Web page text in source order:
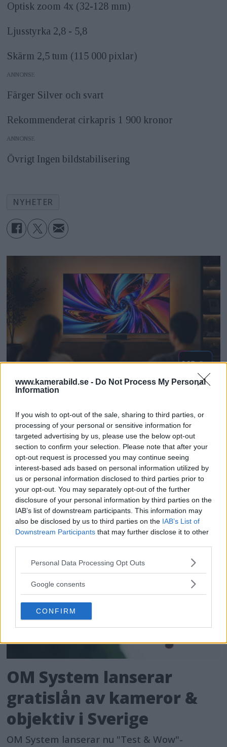
www.kamerabild.se - Do Not Process My Personal
Information
If you wish to opt-out of the sale, sharing to third parties, or
processing of your personal or sensitive information for
targeted advertising by us, please use the below opt-out
section to confirm your selection. Please note that after your
opt-out request is processed you may continue seeing
interest-based ads based on personal information utilized by
us or personal information disclosed to third parties prior to
your opt-out. You may separately opt-out of the further
disclosure of your personal information by third parties on the
IAB’s list of downstream participants. This information may
also be disclosed by us to third parties on the IAB’s List of
Downstream Participants that may further disclose it to other
Please note that this website/app uses one or more Google
not limited to your visit or usage behaviour. You may click to
use your data for below specified purposes in below Google
consent section.
Personal Data Processing Opt Outs
Google consents
CONFIRM
Optisk zoom 4x (32-128 mm)
Ljusstyrka 2,8 - 5,8
Skärm 2,5 tum (115 000 pixlar)
ANNONS
Färger Silver och svart
Rekommenderat cirkapris 1 900 kronor
ANNONS
Övrigt Ingen bildstabilisering
NYHETER
Dolby Vision 2 lanseras –
nästa generation HDR ger
bättre bild
För de som älskar både film och dynamiskt
omfång släpps nu Dolby Vision 2, en ny
bildmotor som analyserar bilden och scenen
och förbättrar den för tittaren.
OM System lanserar
gratislån av kameror &
objektiv i Sverige
OM System lanserar nu "Test & Wow"-